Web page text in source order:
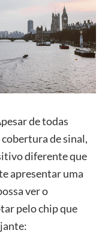
de todas
de sinal,
diferente que
apresentar uma
ver o
pelo chip que